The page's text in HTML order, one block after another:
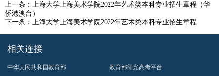
上一条：
上海大学上海美术学院2022年艺术类本科专业招生章程（华
侨港澳台）
下一条：
上海大学上海美术学院2022年艺术类本科专业招生章程
相关连接
中华人民共和国教育部
教育部阳光高考平台